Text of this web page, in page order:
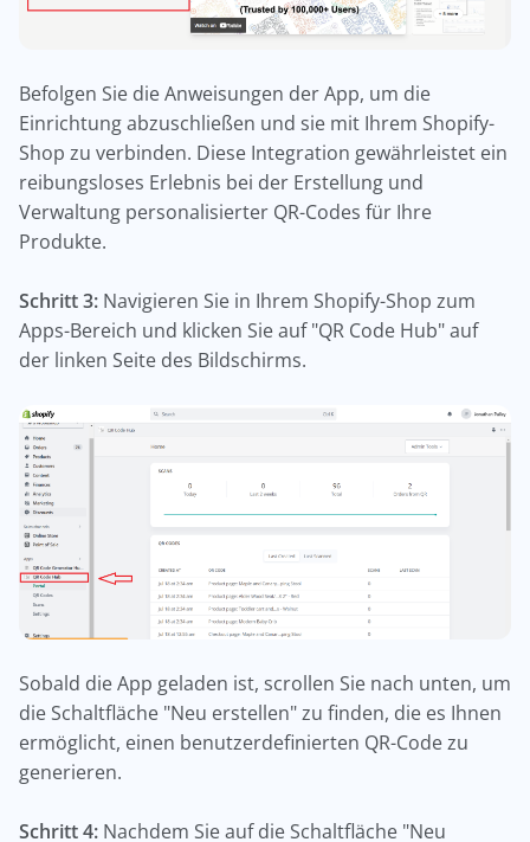
Befolgen Sie die Anweisungen der App, um die
Einrichtung abzuschließen und sie mit Ihrem Shopify-
Shop zu verbinden. Diese Integration gewährleistet ein
reibungsloses Erlebnis bei der Erstellung und
Verwaltung personalisierter QR-Codes für Ihre
Produkte.
Schritt 3: Navigieren Sie in Ihrem Shopify-Shop zum
Apps-Bereich und klicken Sie auf "QR Code Hub" auf
der linken Seite des Bildschirms.
Sobald die App geladen ist, scrollen Sie nach unten, um
die Schaltfläche "Neu erstellen" zu finden, die es Ihnen
ermöglicht, einen benutzerdefinierten QR-Code zu
generieren.
Schritt 4: Nachdem Sie auf die Schaltfläche "Neu